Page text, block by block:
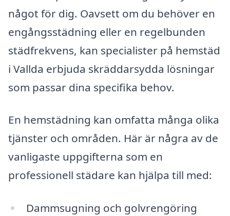
något för dig. Oavsett om du behöver en
engångsstädning eller en regelbunden
städfrekvens, kan specialister på hemstäd
i Vallda erbjuda skräddarsydda lösningar
som passar dina specifika behov.
En hemstädning kan omfatta många olika
tjänster och områden. Här är några av de
vanligaste uppgifterna som en
professionell städare kan hjälpa till med:
Dammsugning och golvrengöring